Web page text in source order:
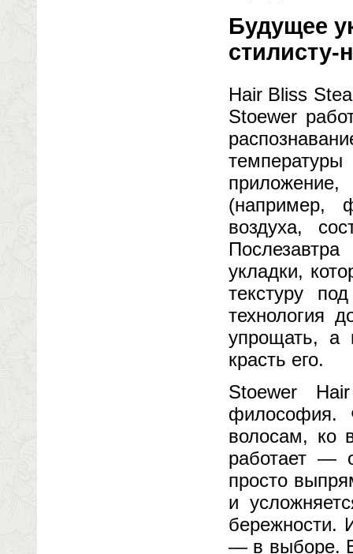
Будущее
стилисту-
Hair Bliss
Stoewer
(например,
воздуха,
укладки,
текстуру
технология
упрощать, а
красть его.
Stoewer
философия.
волосам, ко
работает —
просто
и
бережности.
— в выборе.